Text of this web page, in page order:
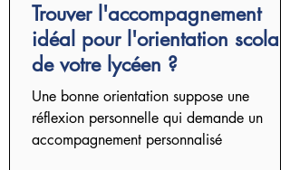
Trouver l'accompagnement
idéal pour l'orientation scolaire
de votre lycéen ?
Une bonne orientation suppose une
réflexion personnelle qui demande un
accompagnement personnalisé